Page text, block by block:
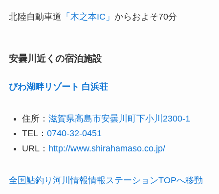
北陸自動車道 「木之本IC」 からおよそ70分
安曇川近くの宿泊施設
びわ湖畔リゾート 白浜荘
住所： 滋賀県高島市安曇川町下小川2300-1
TEL： 0740-32-0451
URL： http://www.shirahamaso.co.jp/
全国鮎釣り河川情報情報ステーションTOPへ移動